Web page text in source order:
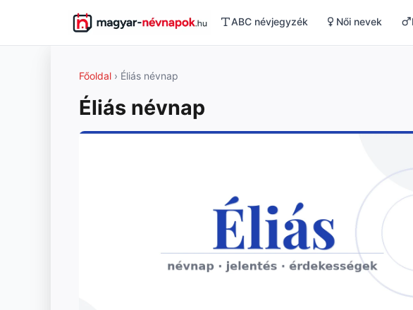
ABC névjegyzék Női nevek
Főoldal › Éliás névnap
Éliás névnap